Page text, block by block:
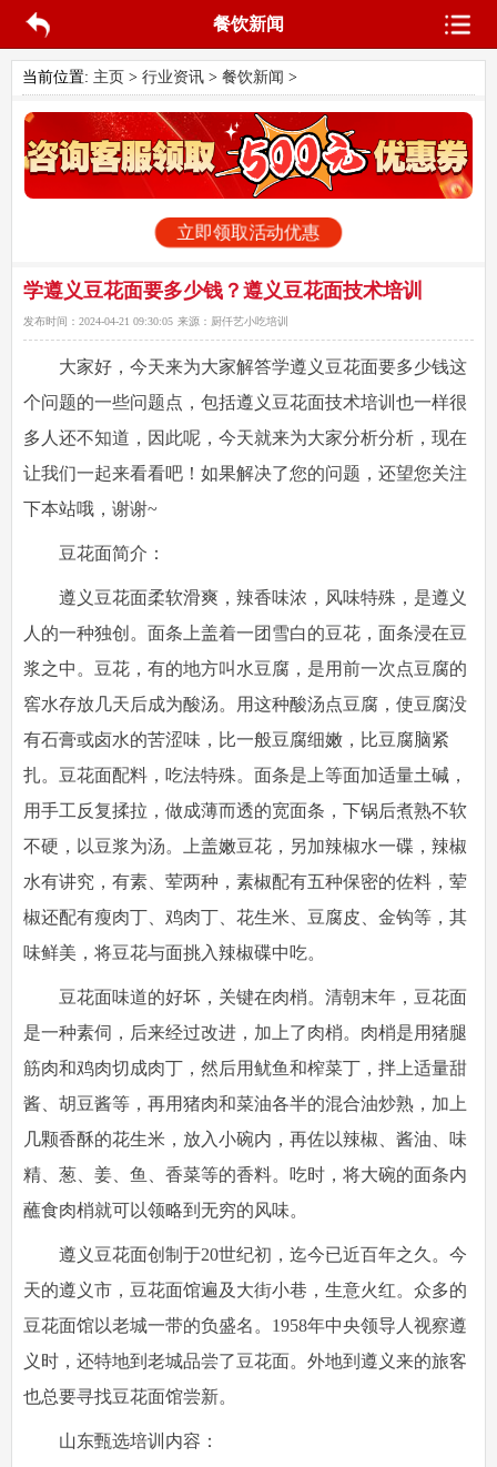
餐饮新闻
当前位置: 主页 > 行业资讯> 餐饮新闻 >
立即领取活动优惠
学遵义豆花面要多少钱？遵义豆花面技术培训
发布时间： 2024-04-21 09:30:05 来源： 厨仟艺小吃培训
大家好，今天来为大家解答学遵义豆花面要多少钱这
个问题的一些问题点，包括遵义豆花面技术培训也一样很
多人还不知道，因此呢，今天就来为大家分析分析，现在
让我们一起来看看吧！如果解决了您的问题，还望您关注
下本站哦，谢谢~
豆花面简介：
遵义豆花面柔软滑爽，辣香味浓，风味特殊，是遵义
人的一种独创。面条上盖着一团雪白的豆花，面条浸在豆
浆之中。豆花，有的地方叫水豆腐，是用前一次点豆腐的
窖水存放几天后成为酸汤。用这种酸汤点豆腐，使豆腐没
有石膏或卤水的苦涩味，比一般豆腐细嫩，比豆腐脑紧
扎。豆花面配料，吃法特殊。面条是上等面加适量土碱，
用手工反复揉拉，做成薄而透的宽面条，下锅后煮熟不软
不硬，以豆浆为汤。上盖嫩豆花，另加辣椒水一碟，辣椒
水有讲究，有素、荤两种，素椒配有五种保密的佐料，荤
椒还配有瘦肉丁、鸡肉丁、花生米、豆腐皮、金钩等，其
味鲜美，将豆花与面挑入辣椒碟中吃。
豆花面味道的好坏，关键在肉梢。清朝末年，豆花面
是一种素伺，后来经过改进，加上了肉梢。肉梢是用猪腿
筋肉和鸡肉切成肉丁，然后用鱿鱼和榨菜丁，拌上适量甜
酱、胡豆酱等，再用猪肉和菜油各半的混合油炒熟，加上
几颗香酥的花生米，放入小碗内，再佐以辣椒、酱油、味
精、葱、姜、鱼、香菜等的香料。吃时，将大碗的面条内
蘸食肉梢就可以领略到无穷的风味。
遵义豆花面创制于20世纪初，迄今已近百年之久。今
天的遵义市，豆花面馆遍及大街小巷，生意火红。众多的
豆花面馆以老城一带的负盛名。1958年中央领导人视察遵
义时，还特地到老城品尝了豆花面。外地到遵义来的旅客
也总要寻找豆花面馆尝新。
山东甄选培训内容：